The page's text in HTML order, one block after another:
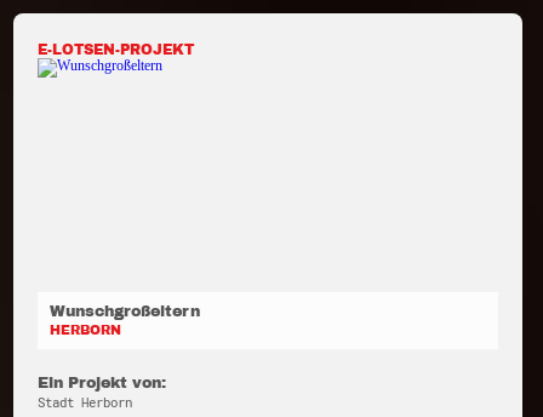
E-LOTSEN-PROJEKT
Wunschgroßeltern
HERBORN
Ein Projekt von:
Stadt Herborn